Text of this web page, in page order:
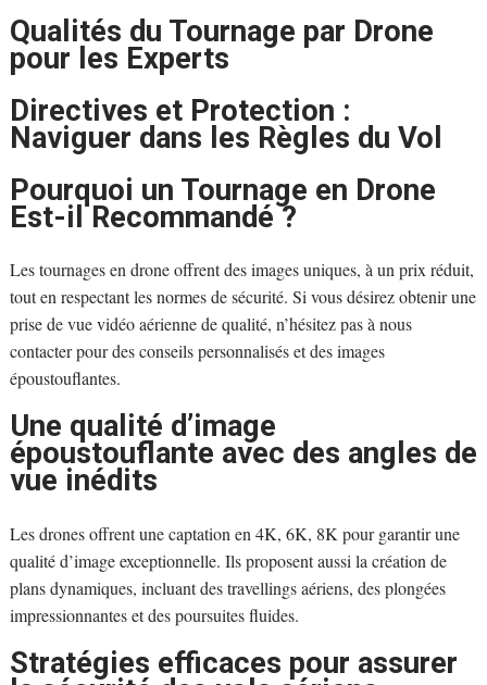
Qualités du Tournage par Drone
pour les Experts
Directives et Protection :
Naviguer dans les Règles du Vol
Pourquoi un Tournage en Drone
Est-il Recommandé ?
Les tournages en drone offrent des images uniques, à un prix réduit,
tout en respectant les normes de sécurité. Si vous désirez obtenir une
prise de vue vidéo aérienne de qualité, n’hésitez pas à nous
contacter pour des conseils personnalisés et des images
époustouflantes.
Une qualité d’image
époustouflante avec des angles de
vue inédits
Les drones offrent une captation en 4K, 6K, 8K pour garantir une
qualité d’image exceptionnelle. Ils proposent aussi la création de
plans dynamiques, incluant des travellings aériens, des plongées
impressionnantes et des poursuites fluides.
Stratégies efficaces pour assurer